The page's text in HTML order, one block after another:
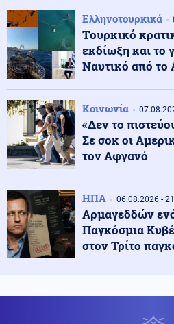
Λυκαβηττός: Σε 57χρονη
ανήκει η σορός
Κοινωνία 08.08.2026 - 15:10
Πυροσβεστική: Πολύ
Αττική και άλλες 15
Κόσμος 08.08.2026 - 15:10
Θα πούμε το ψωμί
φέρνει τσουνάμι
Πολιτική 08.08.2026 - 15:04
Τσίπρας: Στις 2
πρόγραμμα
ΣΤΑ ΧΕΡΙΑ ΤΟΥ ΠΟΥΤΙΝ
Ελληνοτουρκικά
Tουρκικό
εκδίωξη και το
Ναυτικό από το
Κοινωνία
«Δεν το
Σε σοκ οι
τον Αφγανό
ΗΠΑ 06.08.2026 -
Αρμαγεδδών
Παγκόσμια
στον Τρίτο